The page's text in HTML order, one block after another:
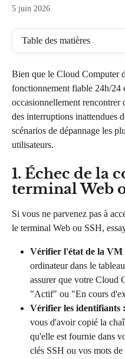
5 juin 2026
Table des matières
Bien que le Cloud Computer
fonctionnement fiable 24h/24
occasionnellement rencontrer
des interruptions inattendues
scénarios de dépannage les
utilisateurs.
1. Échec de la
terminal Web
Si vous ne parvenez pas à
le terminal Web ou SSH,
Vérifier l'état de la VM
ordinateur dans le
assurer que votre Cloud
"Actif" ou "En cours
Vérifier les identifiants :
vous d'avoir copié la
qu'elle est fournie dans
clés SSH ou vos mots de